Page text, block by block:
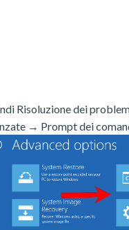
Risoluzione dei
→ Prompt dei